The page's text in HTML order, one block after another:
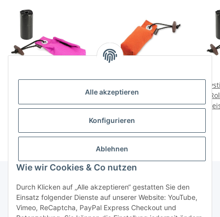
Alle akzeptieren
Konfigurieren
Ablehnen
Wie wir Cookies & Co nutzen
Durch Klicken auf „Alle akzeptieren“ gestatten Sie den
Einsatz folgender Dienste auf unserer Website: YouTube,
Vimeo, ReCaptcha, PayPal Express Checkout und
1 Rolle Kotbeutel (20 Stk)
pink
Preise nach Anmeldung
Pocketdummy orange
85g
Preise nach Anmeldung
1
Informationen